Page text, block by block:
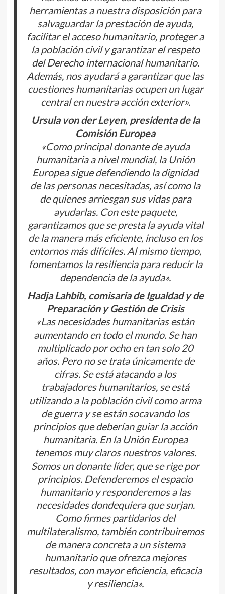
herramientas a nuestra disposición para
salvaguardar la prestación de ayuda,
facilitar el acceso humanitario, proteger a
la población civil y garantizar el respeto
del Derecho internacional humanitario.
Además, nos ayudará a garantizar que las
cuestiones humanitarias ocupen un lugar
central en nuestra acción exterior».
Ursula von der Leyen, presidenta de la
Comisión Europea
«Como principal donante de ayuda
humanitaria a nivel mundial, la Unión
Europea sigue defendiendo la dignidad
de las personas necesitadas, así como la
de quienes arriesgan sus vidas para
ayudarlas. Con este paquete,
garantizamos que se presta la ayuda vital
de la manera más eficiente, incluso en los
entornos más difíciles. Al mismo tiempo,
fomentamos la resiliencia para reducir la
dependencia de la ayuda».
Hadja Lahbib, comisaria de Igualdad y de
Preparación y Gestión de Crisis
«Las necesidades humanitarias están
aumentando en todo el mundo. Se han
multiplicado por ocho en tan solo 20
años. Pero no se trata únicamente de
cifras. Se está atacando a los
trabajadores humanitarios, se está
utilizando a la población civil como arma
de guerra y se están socavando los
principios que deberían guiar la acción
humanitaria. En la Unión Europea
tenemos muy claros nuestros valores.
Somos un donante líder, que se rige por
principios. Defenderemos el espacio
humanitario y responderemos a las
necesidades dondequiera que surjan.
Como firmes partidarios del
multilateralismo, también contribuiremos
de manera concreta a un sistema
humanitario que ofrezca mejores
resultados, con mayor eficiencia, eficacia
y resiliencia».